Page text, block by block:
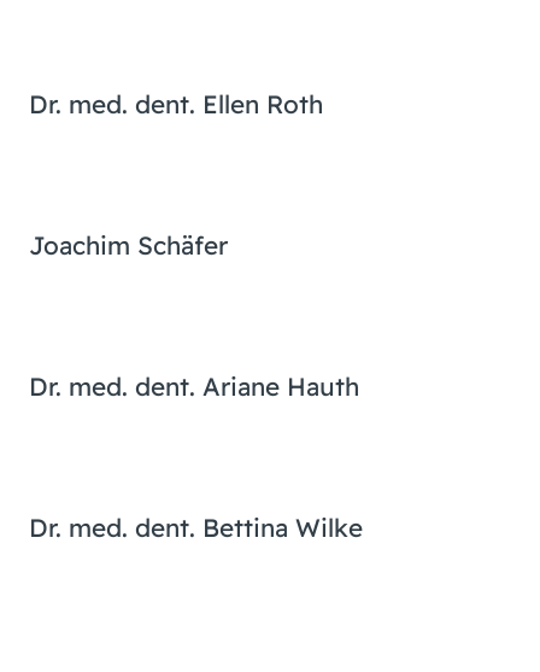
Dr. med. dent. Ellen Roth
Joachim Schäfer
Dr. med. dent. Ariane Hauth
Dr. med. dent. Bettina Wilke